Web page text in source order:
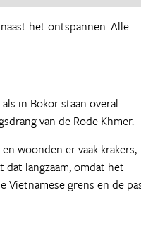
het ontspannen. Alle
in Bokor staan overal
van de Rode Khmer.
woonden er vaak krakers,
dat langzaam, omdat het
grens en de